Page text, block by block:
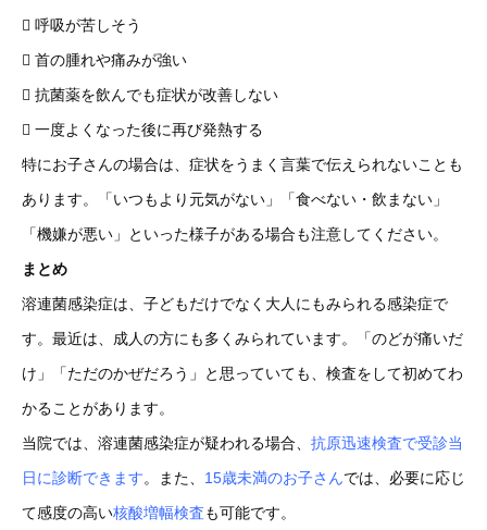
 呼吸が苦しそう
 首の腫れや痛みが強い
 抗菌薬を飲んでも症状が改善しない
 一度よくなった後に再び発熱する
特にお子さんの場合は、症状をうまく言葉で伝えられないことも
あります。「いつもより元気がない」「食べない・飲まない」
「機嫌が悪い」といった様子がある場合も注意してください。
まとめ
溶連菌感染症は、子どもだけでなく大人にもみられる感染症で
す。最近は、成人の方にも多くみられています。「のどが痛いだ
け」「ただのかぜだろう」と思っていても、検査をして初めてわ
かることがあります。
当院では、溶連菌感染症が疑われる場合、 抗原迅速検査で受診当
日に診断できます。また、 15歳未満のお子さんでは、必要に応じ
て感度の高い核酸増幅検査も可能です。